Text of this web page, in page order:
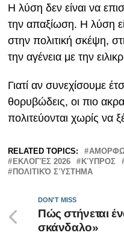
Η λύση δεν είναι να
την απαξίωση. Η λύση
στην πολιτική σκέψη,
την αγένεια με την
Γιατί αν συνεχίσουμε
θορυβώδεις, οι πιο
πολιτεύονται χωρίς να
RELATED TOPICS:
ΕΚΛΟΓΈΣ 2026
ΚΎΠΡΟΣ
ΠΟΛΙΤΙΚΌ ΣΎΣΤΗΜΑ
DON'T MISS
Πώς στήνεται
σκάνδαλο»